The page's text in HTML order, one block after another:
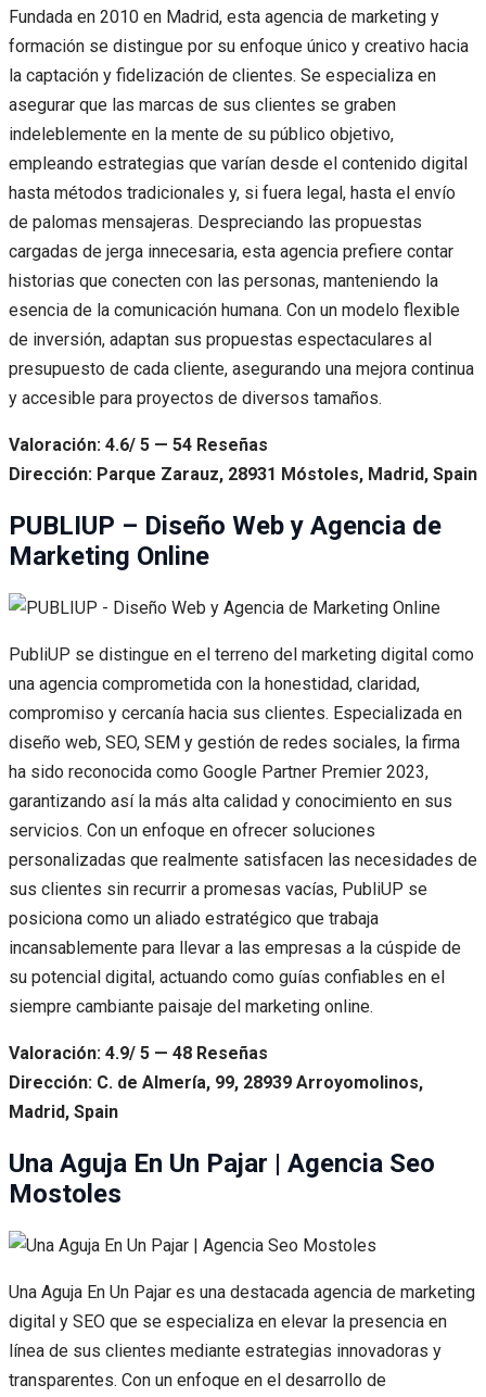
Fundada en 2010 en Madrid, esta agencia de marketing y
formación se distingue por su enfoque único y creativo hacia
la captación y fidelización de clientes. Se especializa en
asegurar que las marcas de sus clientes se graben
indeleblemente en la mente de su público objetivo,
empleando estrategias que varían desde el contenido digital
hasta métodos tradicionales y, si fuera legal, hasta el envío
de palomas mensajeras. Despreciando las propuestas
cargadas de jerga innecesaria, esta agencia prefiere contar
historias que conecten con las personas, manteniendo la
esencia de la comunicación humana. Con un modelo flexible
de inversión, adaptan sus propuestas espectaculares al
presupuesto de cada cliente, asegurando una mejora continua
y accesible para proyectos de diversos tamaños.
Valoración: 4.6/ 5 — 54 Reseñas
Dirección: Parque Zarauz, 28931 Móstoles, Madrid, Spain
PUBLIUP – Diseño Web y Agencia de
Marketing Online
PubliUP se distingue en el terreno del marketing digital como
una agencia comprometida con la honestidad, claridad,
compromiso y cercanía hacia sus clientes. Especializada en
diseño web, SEO, SEM y gestión de redes sociales, la firma
ha sido reconocida como Google Partner Premier 2023,
garantizando así la más alta calidad y conocimiento en sus
servicios. Con un enfoque en ofrecer soluciones
personalizadas que realmente satisfacen las necesidades de
sus clientes sin recurrir a promesas vacías, PubliUP se
posiciona como un aliado estratégico que trabaja
incansablemente para llevar a las empresas a la cúspide de
su potencial digital, actuando como guías confiables en el
siempre cambiante paisaje del marketing online.
Valoración: 4.9/ 5 — 48 Reseñas
Dirección: C. de Almería, 99, 28939 Arroyomolinos,
Madrid, Spain
Una Aguja En Un Pajar | Agencia Seo
Mostoles
Una Aguja En Un Pajar es una destacada agencia de marketing
digital y SEO que se especializa en elevar la presencia en
línea de sus clientes mediante estrategias innovadoras y
transparentes. Con un enfoque en el desarrollo de